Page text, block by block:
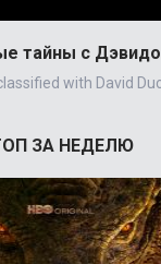
тайны с
with David
ЗА НЕДЕЛЮ